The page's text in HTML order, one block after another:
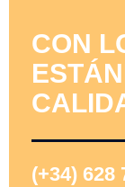
CON
(+34) 628